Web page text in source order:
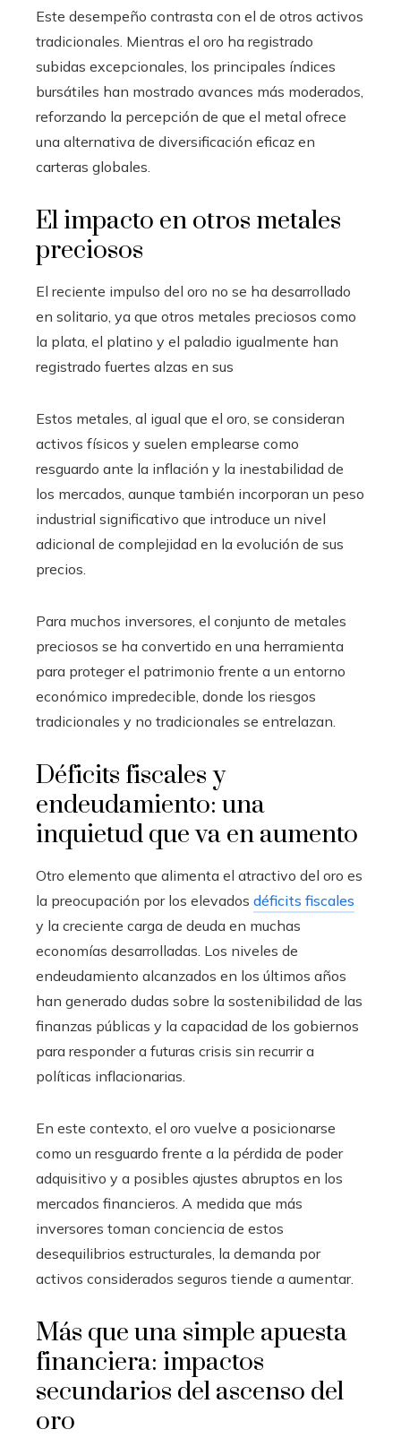
Este desempeño contrasta con el de otros activos
tradicionales. Mientras el oro ha registrado
subidas excepcionales, los principales índices
bursátiles han mostrado avances más moderados,
reforzando la percepción de que el metal ofrece
una alternativa de diversificación eficaz en
carteras globales.
El impacto en otros metales
preciosos
El reciente impulso del oro no se ha desarrollado
en solitario, ya que otros metales preciosos como
la plata, el platino y el paladio igualmente han
registrado fuertes alzas en sus
Estos metales, al igual que el oro, se consideran
activos físicos y suelen emplearse como
resguardo ante la inflación y la inestabilidad de
los mercados, aunque también incorporan un peso
industrial significativo que introduce un nivel
adicional de complejidad en la evolución de sus
precios.
Para muchos inversores, el conjunto de metales
preciosos se ha convertido en una herramienta
para proteger el patrimonio frente a un entorno
económico impredecible, donde los riesgos
tradicionales y no tradicionales se entrelazan.
Déficits fiscales y
endeudamiento: una
inquietud que va en aumento
Otro elemento que alimenta el atractivo del oro es
la preocupación por los elevados déficits fiscales
y la creciente carga de deuda en muchas
economías desarrolladas. Los niveles de
endeudamiento alcanzados en los últimos años
han generado dudas sobre la sostenibilidad de las
finanzas públicas y la capacidad de los gobiernos
para responder a futuras crisis sin recurrir a
políticas inflacionarias.
En este contexto, el oro vuelve a posicionarse
como un resguardo frente a la pérdida de poder
adquisitivo y a posibles ajustes abruptos en los
mercados financieros. A medida que más
inversores toman conciencia de estos
desequilibrios estructurales, la demanda por
activos considerados seguros tiende a aumentar.
Más que una simple apuesta
financiera: impactos
secundarios del ascenso del
oro